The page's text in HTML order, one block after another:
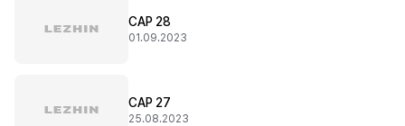
CAP 28
01.09.2023
CAP 27
25.08.2023